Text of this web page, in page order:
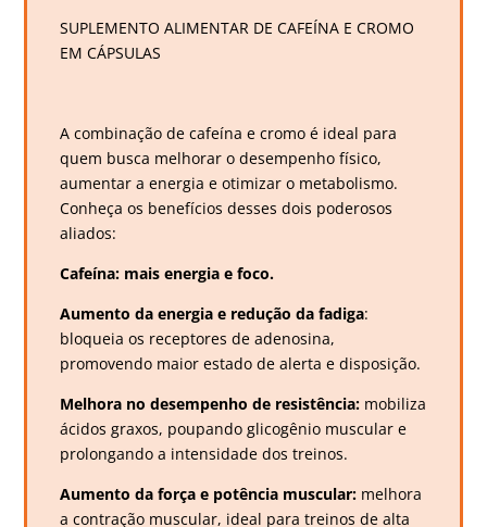
SUPLEMENTO ALIMENTAR DE CAFEÍNA E CROMO
EM CÁPSULAS
A combinação de cafeína e cromo é ideal para
quem busca melhorar o desempenho físico,
aumentar a energia e otimizar o metabolismo.
Conheça os benefícios desses dois poderosos
aliados:
Cafeína: mais energia e foco.
Aumento da energia e redução da fadiga:
bloqueia os receptores de adenosina,
promovendo maior estado de alerta e disposição.
Melhora no desempenho de resistência: mobiliza
ácidos graxos, poupando glicogênio muscular e
prolongando a intensidade dos treinos.
Aumento da força e potência muscular: melhora
a contração muscular, ideal para treinos de alta